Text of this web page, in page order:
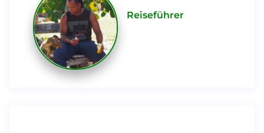
Reiseführer